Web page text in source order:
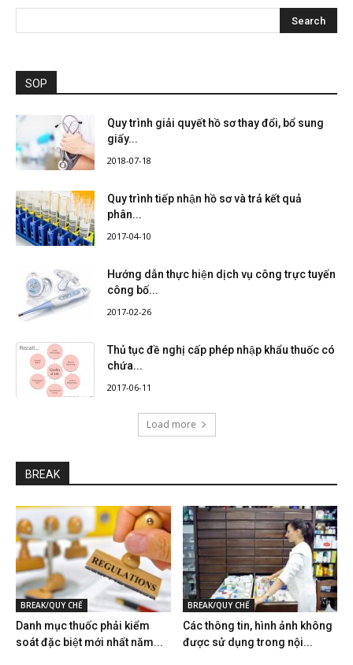
SOP
Quy trình giải quyết hồ sơ thay đổi, bổ sung
giấy...
2018-07-18
Quy trình tiếp nhận hồ sơ và trả kết quả
phân...
2017-04-10
Hướng dẫn thực hiện dịch vụ công trực tuyến
công bố...
2017-02-26
Thủ tục đề nghị cấp phép nhập khẩu thuốc có
chứa...
2017-06-11
Load more
BREAK
BREAK/QUY CHẾ
Danh mục thuốc phải kiểm
soát đặc biệt mới nhất năm...
BREAK/QUY CHẾ
Các thông tin, hình ảnh không
được sử dụng trong nội...